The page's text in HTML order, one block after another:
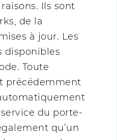
Ils sont
de la
à jour. Les
disponibles
Toute
précédemment
du porte-
qu’un